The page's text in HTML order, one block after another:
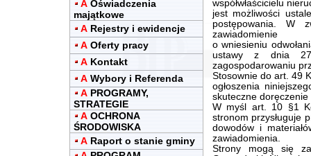
A Oświadczenia
majątkowe
A Rejestry i ewidencje
A Oferty pracy
A Kontakt
A Wybory i Referenda
A PROGRAMY,
STRATEGIE
A OCHRONA
ŚRODOWISKA
A Raport o stanie gminy
współwłaścicielu
jest możliwości
postępowania. W
zawiadomienie
o wniesieniu
ustawy z dnia
zagospodarowaniu
Stosownie do art. 49
ogłoszenia
skuteczne
W myśl art. 10 §1
stronom przysługuje
dowodów i
zawiadomienia.
Strony mogą się